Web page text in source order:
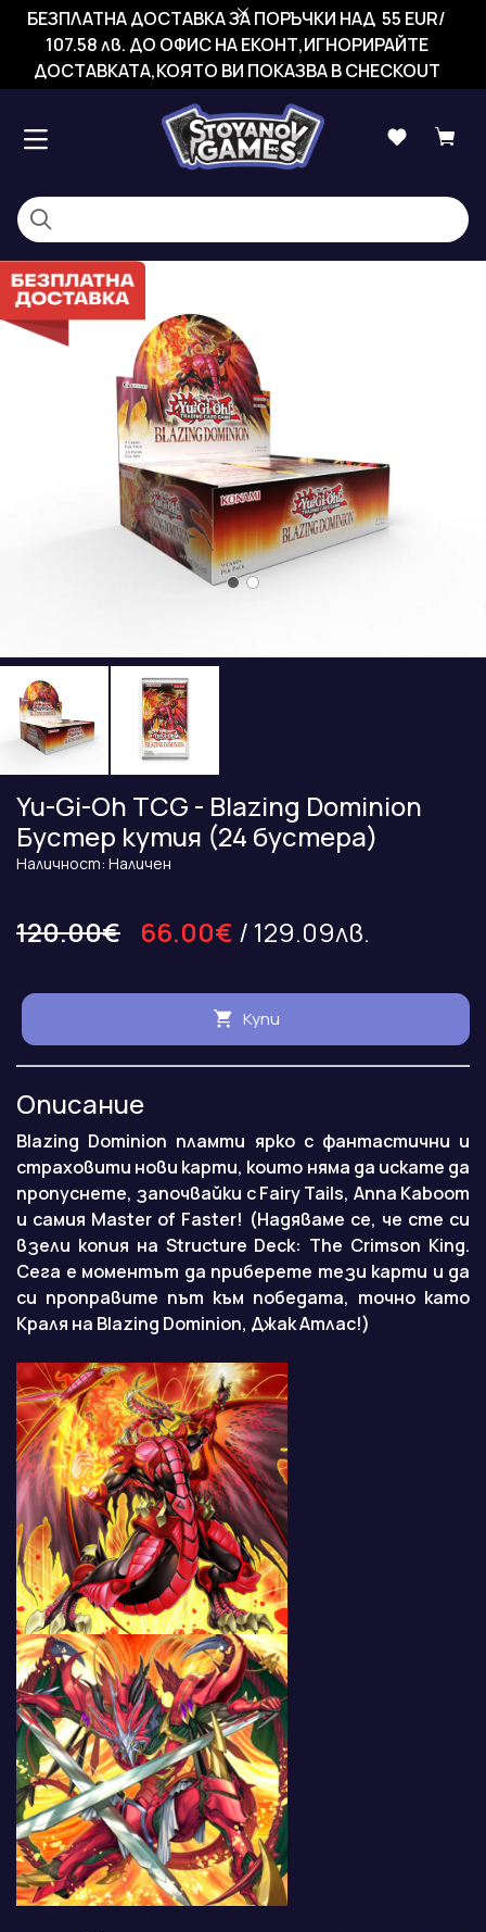
БЕЗПЛАТНА ДОСТАВКА ЗА ПОРЪЧКИ НАД 55 EUR/
107.58 лв. ДО ОФИС НА ЕКОНТ,ИГНОРИРАЙТЕ
ДОСТАВКАТА,КОЯТО ВИ ПОКАЗВА В CHECKOUT
Yu-Gi-Oh TCG - Blazing Dominion
Бустер кутия (24 бустера)
Наличност: Наличен
120.00€ 66.00€ / 129.09лв.
Купи
Описание
Blazing Dominion пламти ярко с фантастични и
страховити нови карти, които няма да искате да
пропуснете, започвайки с Fairy Tails, Anna Kaboom
и самия Master of Faster! (Надяваме се, че сте си
взели копия на Structure Deck: The Crimson King.
Сега е моментът да приберете тези карти и да
си проправите път към победата, точно като
Краля на Blazing Dominion, Джак Атлас!)